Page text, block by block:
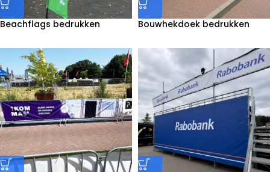
Beachflags bedrukken Bouwhekdoek bedrukken